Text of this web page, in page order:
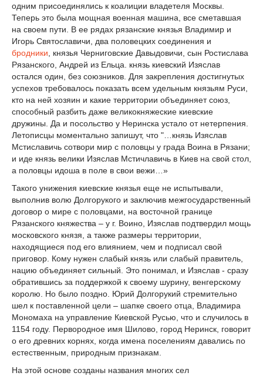
одним присоединялись к коалиции владетеля Москвы.
Теперь это была мощная военная машина, все сметавшая
на своем пути. В ее рядах рязанские князья Владимир и
Игорь Святославичи, два половецких соединения и
бродники , князья Черниговские Давыдовичи, сын Ростислава
Рязанского, Андрей из Ельца. князь киевский Изяслав
остался один, без союзников. Для закрепления достигнутых
успехов требовалось показать всем удельным князьям Руси,
кто на ней хозяин и какие территории объединяет союз,
способный разбить даже великокняжеские киевские
дружины. Да и посольство у Неринска устало от нетерпения.
Летописцы моментально запишут, что "…князь Изяслав
Мстиславичь сотвори мир с половцы у града Воина в Рязани;
и иде князь велики Изяслав Мстичлавичь в Киев на свой стол,
а половцы идоша в поле в свои вежи…»
Такого унижения киевские князья еще не испытывали,
выполнив волю Долгорукого и заключив межгосударственный
договор о мире с половцами, на восточной границе
Рязанского княжества – у г. Воино, Изяслав подтвердил мощь
московского князя, а также размеры территории,
находящиеся под его влиянием, чем и подписал свой
приговор. Кому нужен слабый князь или слабый правитель,
нацию объединяет сильный. Это понимал, и Изяслав - сразу
обратившись за поддержкой к своему шурину, венгерскому
королю. Но было поздно. Юрий Долгорукий стремительно
шел к поставленной цели – шапке своего отца, Владимира
Мономаха на управление Киевской Русью, что и случилось в
1154 году. Первородное имя Шилово, город Неринск, говорит
о его древних корнях, когда имена поселениям давались по
естественным, природным признакам.
На этой основе созданы названия многих сел